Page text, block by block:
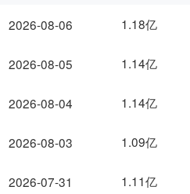
2026-08-06
2026-08-05
2026-08-04
2026-08-03
2026-07-31
1.18亿
1.14亿
1.14亿
1.09亿
1.11亿